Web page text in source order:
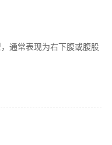
通常表现为右下腹或腹股